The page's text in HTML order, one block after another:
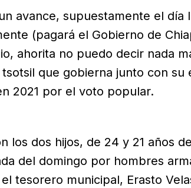
avance, supuestamente el día
(pagará el Gobierno de
ahorita no puedo decir nada
que gobierna junto con su
2021 por el voto popular.
los dos hijos, de 24 y 21 años
del domingo por hombres
tesorero municipal, Erasto